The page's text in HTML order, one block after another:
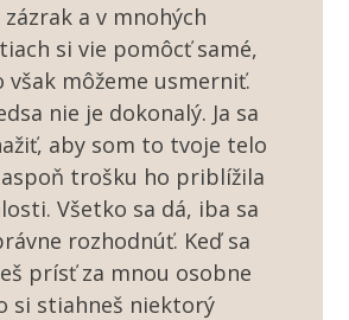
zázrak a v mnohých
si vie pomôcť samé,
však môžeme usmerniť.
nie je dokonalý. Ja sa
aby som to tvoje telo
trošku ho priblížila
Všetko sa dá, iba sa
rozhodnúť. Keď sa
prísť za mnou osobne
si stiahneš niektorý